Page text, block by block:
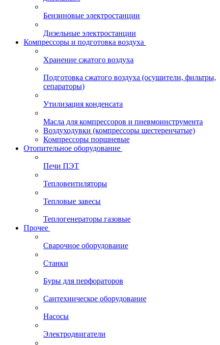
Бензиновые электростанции
Дизельные электростанции
Компрессоры и подготовка воздуха
Хранение сжатого воздуха
Подготовка сжатого воздуха (осушители, фильтры,
сепараторы)
Утилизация конденсата
Масла для компрессоров и пневмоинструмента
Воздуходувки (компрессоры шестеренчатые)
Компрессоры поршневые
Отопительное оборудование
Печи ПЭТ
Тепловентиляторы
Тепловые завесы
Теплогенераторы газовые
Прочее
Сварочное оборудование
Станки
Буры для перфораторов
Сантехническое оборудование
Насосы
Электродвигатели